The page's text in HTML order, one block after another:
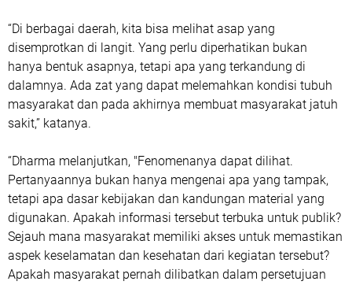
“Di berbagai daerah, kita bisa melihat asap yang
disemprotkan di langit. Yang perlu diperhatikan bukan
hanya bentuk asapnya, tetapi apa yang terkandung di
dalamnya. Ada zat yang dapat melemahkan kondisi tubuh
masyarakat dan pada akhirnya membuat masyarakat jatuh
sakit,” katanya.
“Dharma melanjutkan, "Fenomenanya dapat dilihat.
Pertanyaannya bukan hanya mengenai apa yang tampak,
tetapi apa dasar kebijakan dan kandungan material yang
digunakan. Apakah informasi tersebut terbuka untuk publik?
Sejauh mana masyarakat memiliki akses untuk memastikan
aspek keselamatan dan kesehatan dari kegiatan tersebut?
Apakah masyarakat pernah dilibatkan dalam persetujuan